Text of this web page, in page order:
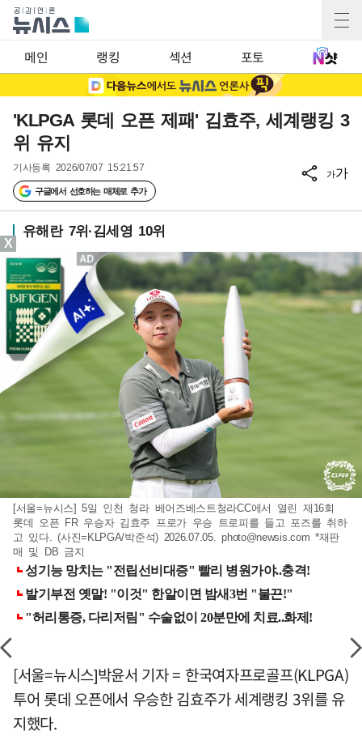
메인 랭킹 섹션 포토
'KLPGA 롯데 오픈 제패' 김효주, 세계랭킹 3
위 유지
기사등록 2026/07/07 15:21:57
구글에서 선호하는 매체로 추가
가가
유해란 7위·김세영 10위
[서울=뉴시스] 5일 인천 청라 베어즈베스트청라CC에서 열린 제16회
롯데 오픈 FR 우승자 김효주 프로가 우승 트로피를 들고 포즈를 취하
고 있다. (사진=KLPGA/박준석) 2026.07.05.photo@newsis.com *재판
매 및 DB 금지
[서울=뉴시스]박윤서 기자 = 한국여자프로골프(KLPGA)
투어 롯데 오픈에서 우승한 김효주가 세계랭킹 3위를 유
지했다.
X